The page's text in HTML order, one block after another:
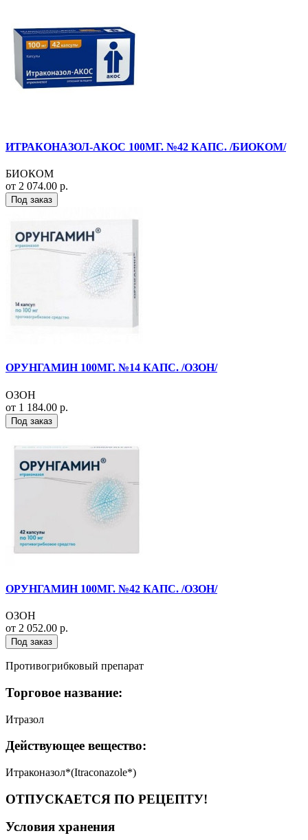
ИТРАКОНАЗОЛ-АКОС 100МГ. №42 КАПС. /БИОКОМ/
БИОКОМ
от 2 074.00 р.
Под заказ
ОРУНГАМИН 100МГ. №14 КАПС. /ОЗОН/
ОЗОН
от 1 184.00 р.
Под заказ
ОРУНГАМИН 100МГ. №42 КАПС. /ОЗОН/
ОЗОН
от 2 052.00 р.
Под заказ
Противогрибковый препарат
Торговое название:
Итразол
Действующее вещество:
Итраконазол*(Itraconazole*)
ОТПУСКАЕТСЯ ПО РЕЦЕПТУ!
Условия хранения